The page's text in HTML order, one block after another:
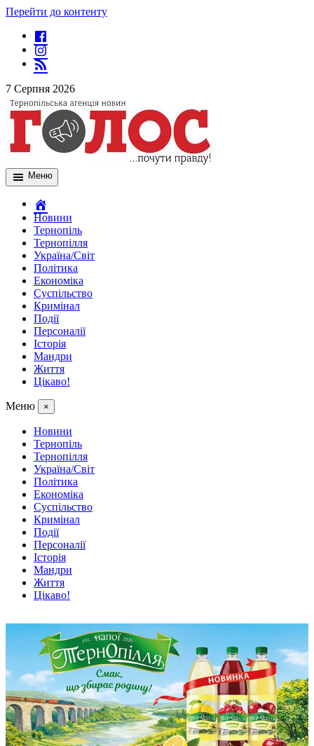
Перейти до контенту
7 Серпня 2026
Меню
Новини
Тернопіль
Тернопілля
Україна/Світ
Політика
Економіка
Суспільство
Кримінал
Події
Персоналії
Історія
Мандри
Життя
Цікаво!
Меню ×
Новини
Тернопіль
Тернопілля
Україна/Світ
Політика
Економіка
Суспільство
Кримінал
Події
Персоналії
Історія
Мандри
Життя
Цікаво!